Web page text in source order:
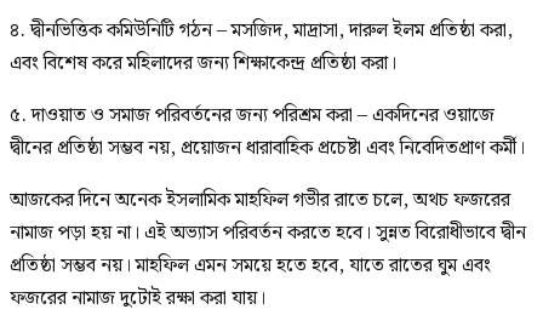
৪. দ্বীনভিত্তিক কমিউনিটি গঠন – মসজিদ, মাদ্রাসা, দারুল ইলম প্রতিষ্ঠা করা,
এবং বিশেষ করে মহিলাদের জন্য শিক্ষাকেন্দ্র প্রতিষ্ঠা করা।
৫. দাওয়াত ও সমাজ পরিবর্তনের জন্য পরিশ্রম করা – একদিনের ওয়াজে
দ্বীনের প্রতিষ্ঠা সম্ভব নয়, প্রয়োজন ধারাবাহিক প্রচেষ্টা এবং নিবেদিতপ্রাণ কর্মী।
আজকের দিনে অনেক ইসলামিক মাহফিল গভীর রাতে চলে, অথচ ফজরের
নামাজ পড়া হয় না। এই অভ্যাস পরিবর্তন করতে হবে। সুন্নত বিরোধীভাবে দ্বীন
প্রতিষ্ঠা সম্ভব নয়। মাহফিল এমন সময়ে হতে হবে, যাতে রাতের ঘুম এবং
ফজরের নামাজ দুটোই রক্ষা করা যায়।